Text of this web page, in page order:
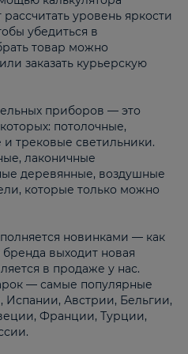
уровень яркости
убедиться в
товар можно
заказать курьерскую
приборов — это
потолочные,
трековые светильники.
лаконичные
деревянные, воздушные
которые только можно
новинками — как
выходит новая
в продаже у нас.
— самые популярные
Австрии, Бельгии,
Франции, Турции,